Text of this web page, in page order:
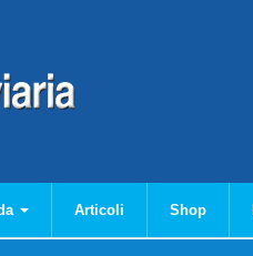
Articoli Shop